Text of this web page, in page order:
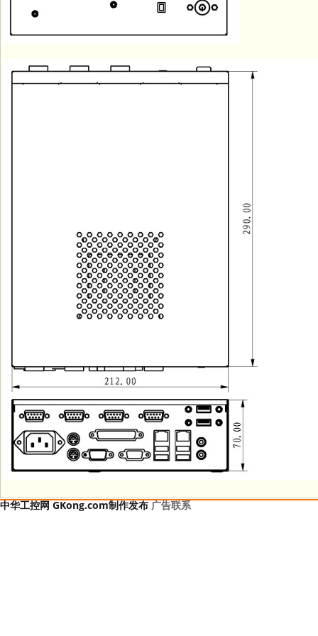
中华工控网 GKong.com制作发布广告联系